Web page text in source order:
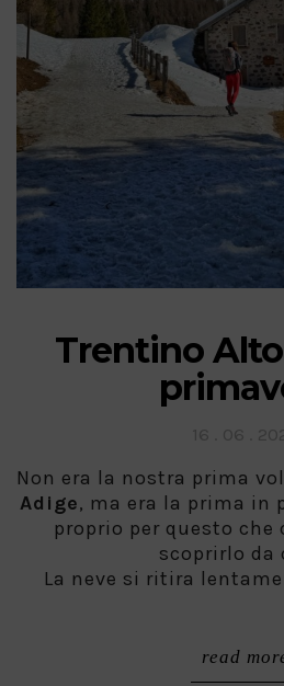
Trentino
Non era la nostra prima
Adige, ma era la prima in
proprio per questo che
scoprirlo da
La neve si ritira
read